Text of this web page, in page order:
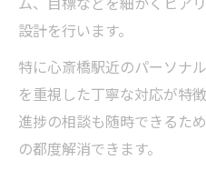
設計を行います。
特に心斎橋駅近のパーソナ
を重視した丁寧な対応が特
進捗の相談も随時できるた
の都度解消できます。